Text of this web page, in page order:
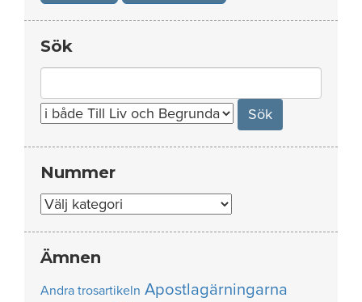
Sök
for:
Nummer
Nummer
Ämnen
Andra trosartikeln Apostlagärningarna